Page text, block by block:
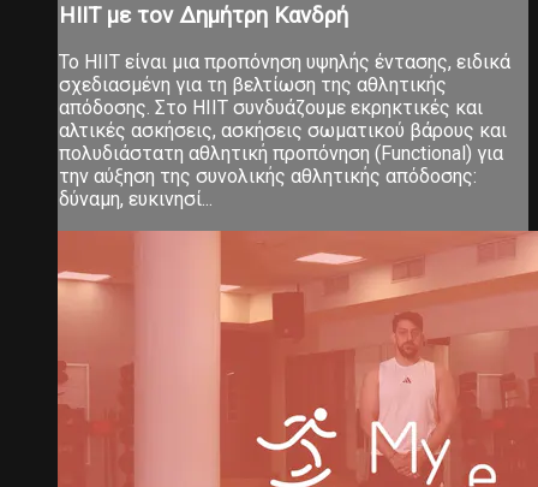
HIIT με τον Δημήτρη Κανδρή
Το ΗΙΙΤ είναι μια προπόνηση υψηλής έντασης, ειδικά
σχεδιασμένη για τη βελτίωση της αθλητικής
απόδοσης. Στο ΗΙΙΤ συνδυάζουμε εκρηκτικές και
αλτικές ασκήσεις, ασκήσεις σωματικού βάρους και
πολυδιάστατη αθλητική προπόνηση (Functional) για
την αύξηση της συνολικής αθλητικής απόδοσης:
δύναμη, ευκινησί...